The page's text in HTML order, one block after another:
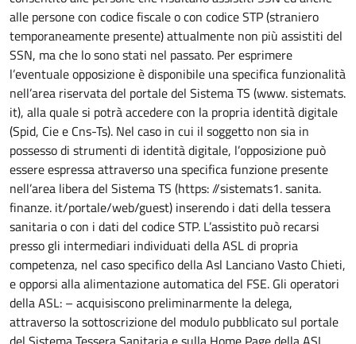
alle persone con codice fiscale o con codice STP (straniero
temporaneamente presente) attualmente non più assistiti del
SSN, ma che lo sono stati nel passato. Per esprimere
l’eventuale opposizione è disponibile una specifica funzionalità
nell’area riservata del portale del Sistema TS (www. sistemats.
it), alla quale si potrà accedere con la propria identità digitale
(Spid, Cie e Cns-Ts). Nel caso in cui il soggetto non sia in
possesso di strumenti di identità digitale, l’opposizione può
essere espressa attraverso una specifica funzione presente
nell’area libera del Sistema TS (https: //sistemats1. sanita.
finanze. it/portale/web/guest) inserendo i dati della tessera
sanitaria o con i dati del codice STP. L’assistito può recarsi
presso gli intermediari individuati della ASL di propria
competenza, nel caso specifico della Asl Lanciano Vasto Chieti,
e opporsi alla alimentazione automatica del FSE. Gli operatori
della ASL: – acquisiscono preliminarmente la delega,
attraverso la sottoscrizione del modulo pubblicato sul portale